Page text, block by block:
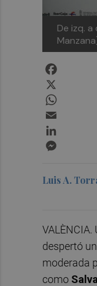
De izq.
Luis A.
despertó
moderada
como